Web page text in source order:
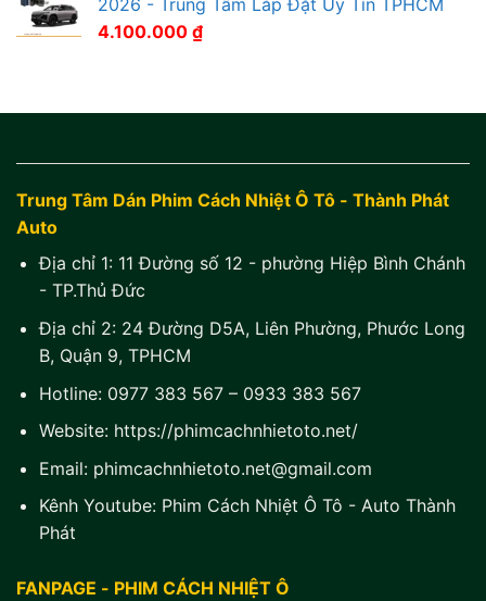
2026 - Trung Tâm Lắp Đặt Uy Tín TPHCM
4.100.000 ₫
Trung Tâm Dán Phim Cách Nhiệt Ô Tô - Thành Phát
Auto
Địa chỉ 1: 11 Đường số 12 - phường Hiệp Bình Chánh
- TP.Thủ Đức
Địa chỉ 2: 24 Đường D5A, Liên Phường, Phước Long
B, Quận 9, TPHCM
Hotline: 0977 383 567– 0933 383 567
Website: https://phimcachnhietoto.net/
Email: phimcachnhietoto.net@gmail.com
Kênh Youtube: Phim Cách Nhiệt Ô Tô - Auto Thành
Phát
FANPAGE - PHIM CÁCH NHIỆT Ô